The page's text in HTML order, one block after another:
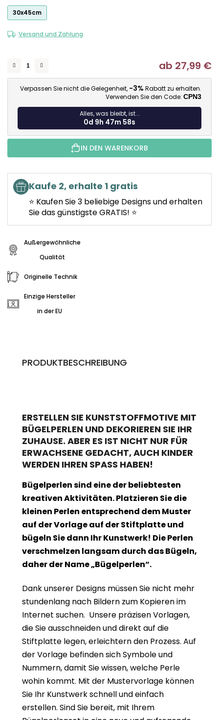
30x45cm
Versand und Zahlung
ab 27,99 €
Verpassen Sie nicht die Gelegenheit, -3% Rabatt zu erhalten.
Verwenden Sie den Code: CPN3
Alles, was bleibt, ist...
0d 9h 47m 57s
IN DEN WARENKORB
Kaufe 2, erhalte 1 gratis
⭐ Kaufen Sie 3 beliebige Designs und erhalten
Sie das günstigste GRATIS! ⭐
Außergewöhnliche
Qualität
Originelle Technik
Einzige Hersteller
in der EU
PRODUKTBESCHREIBUNG
ERSTELLEN SIE KUNSTSTOFFMOTIVE MIT
BÜGELPERLEN UND DEKORIEREN SIE IHR
ZUHAUSE. ABER ES IST NICHT NUR FÜR
ERWACHSENE GEDACHT, AUCH KINDER
WERDEN IHREN SPASS HABEN!
Bügelperlen sind eine der beliebtesten
kreativen Aktivitäten. Platzieren Sie die
kleinen Perlen entsprechend dem Muster
auf der Vorlage auf der Stiftplatte und
bügeln Sie dann Ihr Kunstwerk! Die Perlen
verschmelzen langsam durch das Bügeln,
daher der Name „Bügelperlen“.
Dank unserer Designs müssen Sie nicht mehr
stundenlang nach Bildern zum Kopieren im
Internet suchen. Unsere präzisen Vorlagen,
die Sie ausschneiden und direkt auf die
Stiftplatte legen, erleichtern den Prozess. Auf
der Vorlage befinden sich Symbole und
Nummern, damit Sie wissen, welche Perle
wohin kommt. Mit der Mustervorlage können
Sie Ihr Kunstwerk schnell und einfach
erstellen. Sind Sie bereit, mit Ihrem